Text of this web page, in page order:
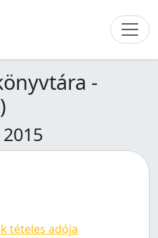
-
tételes adója